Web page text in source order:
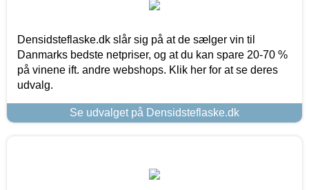
Densidsteflaske.dk slår sig på at de sælger vin til
Danmarks bedste netpriser, og at du kan spare 20-70 %
på vinene ift. andre webshops. Klik her for at se deres
udvalg.
Se udvalget på Densidsteflaske.dk